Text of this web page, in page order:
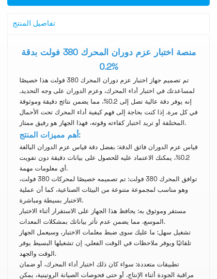
تفاصيل المنتج
منصة اختبار عزم دوران المحرك 380 فولت بدقة
0.2%
تم تصميم جهاز اختبار عزم دوران المحرك 380 فولت هذا خصيصًا
لمساعدتك في اختبار أداء المحرك، وعزم الدوران على وجه التحديد.
إنه يوفر دقة عالية تصل إلى 0.2%، مما يضمن نتائج دقيقة وموثوقة
في كل مرة.
إذا كنت بحاجة إلى فهم كيفية أداء المحرك تحت الأحمال
المختلفة أو تريد اختبار كفاءته وقوته، فهذا الجهاز هو رفيق ممتاز.
أهم مميزات المنتج:
قياس عزم الدوران فائق الدقة: بفضل دقة قياس عزم الدوران البالغة
0.2%، يمكنك الاعتماد عليه للحصول على بيانات دقيقة دون تفويت
أي معلومات مهمة.
توافق المحرك 380 فولت: تم تصميمه خصيصًا لمحركات 380 فولت،
وهو مناسب لمجموعة متنوعة من البيئات الصناعية، كما أن عملية
الاختبار بسيطة ومباشرة.
مستقر وموثوق به: يحافظ هذا الجهاز على الاستقرار أثناء الاختبار
الموسع، مما يضمن عدم تأثر بياناتك بمشكلات المعدات.
تشغيل سهل: ما عليك سوى ضبط معلمات الاختبار، وسيعمل الجهاز
تلقائيًا ويوفر ملاحظات في الوقت الفعلي.
إن تشغيلها البسيط يوفر
الوقت والجهد.
تطبيقات متعددة: سواء كان ذلك اختبار أداء المحرك، أو ضمان
مراقبة الجودة أثناء الإنتاج، أو حتى فحوصات الصيانة الروتينية، يمكن